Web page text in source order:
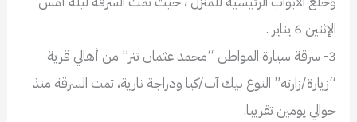
الإثنين 6 يناير .
3- سرقة سيارة المواطن “محمد عثمان تتر” من أهالي قرية
“زيارة/زارته” النوع بيك آب/كيا ودراجة نارية، تمت السرقة منذ
حوالي يومين تقريبا.